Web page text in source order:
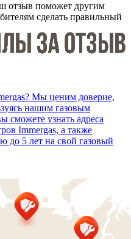
отзыв поможет другим
сделать правильный
Мы ценим доверие,
нашим газовым
сможете узнать адреса
Immergas, а также
до 5 лет на свой газовый